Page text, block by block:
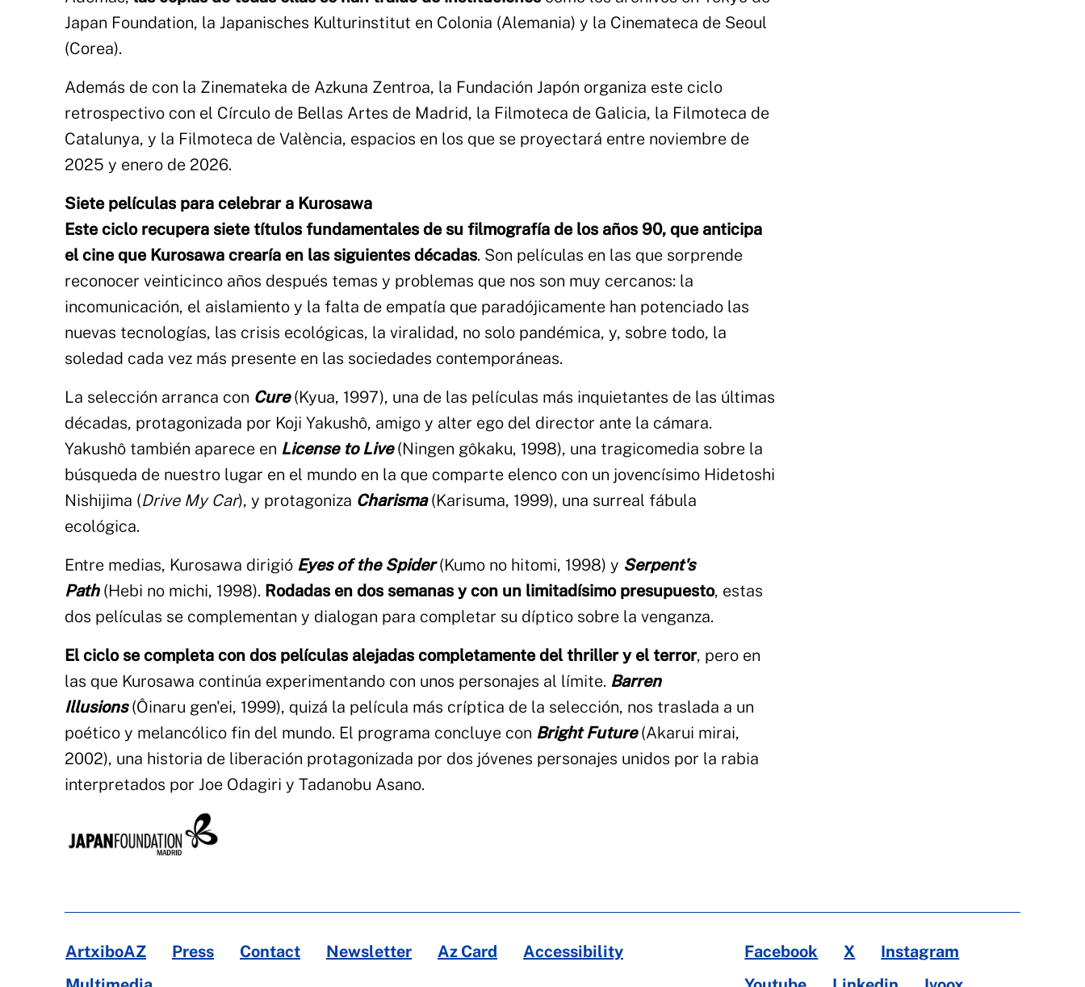
Japan Foundation, la Japanisches Kulturinstitut en Colonia (Alemania) y la Cinemateca de Seoul
(Corea).
Además de con la Zinemateka de Azkuna Zentroa, la Fundación Japón organiza este ciclo
retrospectivo con el Círculo de Bellas Artes de Madrid, la Filmoteca de Galicia, la Filmoteca de
Catalunya, y la Filmoteca de València, espacios en los que se proyectará entre noviembre de
2025 y enero de 2026.
Siete películas para celebrar a Kurosawa
Este ciclo recupera siete títulos fundamentales de su filmografía de los años 90, que anticipa
el cine que Kurosawa crearía en las siguientes décadas. Son películas en las que sorprende
reconocer veinticinco años después temas y problemas que nos son muy cercanos: la
incomunicación, el aislamiento y la falta de empatía que paradójicamente han potenciado las
nuevas tecnologías, las crisis ecológicas, la viralidad, no solo pandémica, y, sobre todo, la
soledad cada vez más presente en las sociedades contemporáneas.
La selección arranca con Cure(Kyua, 1997), una de las películas más inquietantes de las últimas
décadas, protagonizada por Koji Yakushô, amigo y alter ego del director ante la cámara.
Yakushô también aparece en License to Live(Ningen gôkaku, 1998), una tragicomedia sobre la
búsqueda de nuestro lugar en el mundo en la que comparte elenco con un jovencísimo Hidetoshi
Nishijima (Drive My Car), y protagoniza Charisma(Karisuma, 1999), una surreal fábula
ecológica.
Entre medias, Kurosawa dirigió Eyes of the Spider(Kumo no hitomi, 1998) y Serpent's
Path(Hebi no michi, 1998). Rodadas en dos semanas y con un limitadísimo presupuesto, estas
dos películas se complementan y dialogan para completar su díptico sobre la venganza.
El ciclo se completa con dos películas alejadas completamente del thriller y el terror, pero en
las que Kurosawa continúa experimentando con unos personajes al límite. Barren
Illusions(Ôinaru gen'ei, 1999), quizá la película más críptica de la selección, nos traslada a un
poético y melancólico fin del mundo. El programa concluye con Bright Future(Akarui mirai,
2002), una historia de liberación protagonizada por dos jóvenes personajes unidos por la rabia
interpretados por Joe Odagiri y Tadanobu Asano.
ArtxiboAZ Press Contact Newsletter Az Card
Accessibility
Facebook X
Instagram